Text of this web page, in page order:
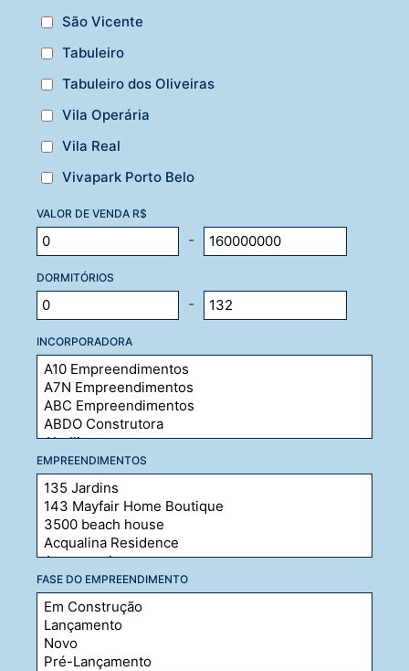
São Vicente
Tabuleiro
Tabuleiro dos Oliveiras
Vila Operária
Vila Real
Vivapark Porto Belo
VALOR DE VENDA R$
-
DORMITÓRIOS
-
INCORPORADORA
EMPREENDIMENTOS
FASE DO EMPREENDIMENTO